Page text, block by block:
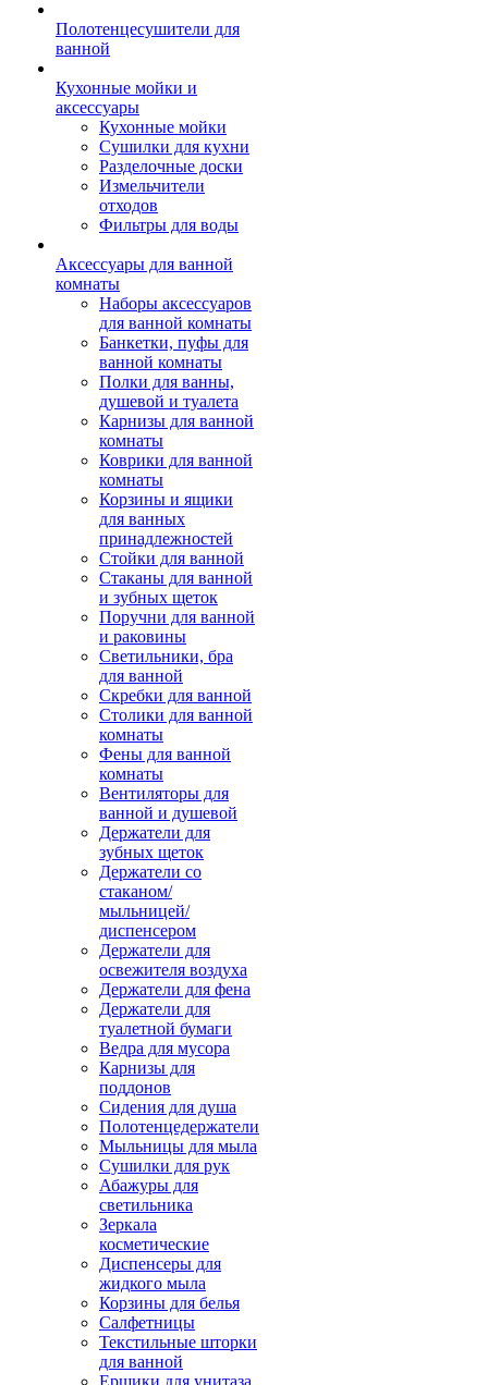
Полотенцесушители для
ванной
Кухонные мойки и
аксессуары
Кухонные мойки
Сушилки для кухни
Разделочные доски
Измельчители
отходов
Фильтры для воды
Аксессуары для ванной
комнаты
Наборы аксессуаров
для ванной комнаты
Банкетки, пуфы для
ванной комнаты
Полки для ванны,
душевой и туалета
Карнизы для ванной
комнаты
Коврики для ванной
комнаты
Корзины и ящики
для ванных
принадлежностей
Стойки для ванной
Стаканы для ванной
и зубных щеток
Поручни для ванной
и раковины
Светильники, бра
для ванной
Скребки для ванной
Столики для ванной
комнаты
Фены для ванной
комнаты
Вентиляторы для
ванной и душевой
Держатели для
зубных щеток
Держатели со
стаканом/
мыльницей/
диспенсером
Держатели для
освежителя воздуха
Держатели для фена
Держатели для
туалетной бумаги
Ведра для мусора
Карнизы для
поддонов
Сидения для душа
Полотенцедержатели
Мыльницы для мыла
Сушилки для рук
Абажуры для
светильника
Зеркала
косметические
Диспенсеры для
жидкого мыла
Корзины для белья
Салфетницы
Текстильные шторки
для ванной
Ершики для унитаза